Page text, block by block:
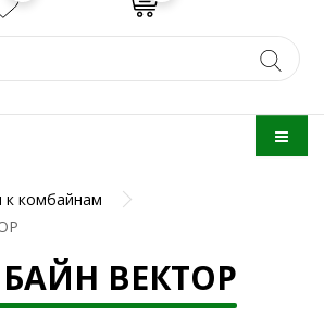
к комбайнам
ВЕКТОР